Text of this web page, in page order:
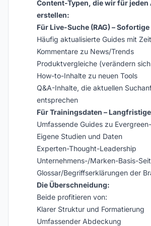
Content-Typen, die wir für jeden
erstellen:
Für Live-Suche (RAG) –
Häufig aktualisierte Guides mit
Kommentare zu News/Trends
Produktvergleiche (verändern
How-to-Inhalte zu neuen Tools
Q&A-Inhalte, die aktuellen
entsprechen
Für Trainingsdaten –
Umfassende Guides zu
Eigene Studien und Daten
Experten-Thought-Leadership
Unternehmens-/Marken-Basis-
Glossar/Begriffserklärungen der
Die Überschneidung:
Beide profitieren von:
Klarer Struktur und Formatierung
Umfassender Abdeckung